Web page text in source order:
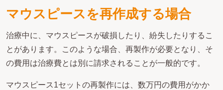
マウスピースを再作成する場合
治療中に、マウスピースが破損したり、紛失したりするこ
とがあります。このような場合、再製作が必要となり、そ
の費用は治療費とは別に請求されることが一般的です。
マウスピース1セットの再製作には、数万円の費用がかか